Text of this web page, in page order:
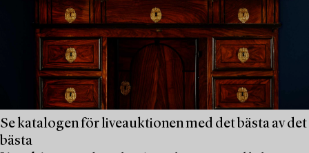
Se katalogen för liveauktionen med det bästa av det
bästa